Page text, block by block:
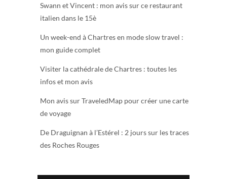
Swann et Vincent : mon avis sur ce restaurant
italien dans le 15è
Un week-end à Chartres en mode slow travel :
mon guide complet
Visiter la cathédrale de Chartres : toutes les
infos et mon avis
Mon avis sur TraveledMap pour créer une carte
de voyage
De Draguignan à l’Estérel : 2 jours sur les traces
des Roches Rouges